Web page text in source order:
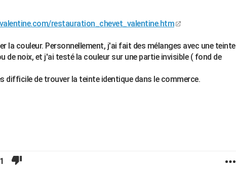
restauration_chevet_valentine.htm
la couleur. Personnellement, j'ai fait des mélanges avec une teinte
de noix, et j'ai testé la couleur sur une partie invisible ( fond de
difficile de trouver la teinte identique dans le commerce.
1